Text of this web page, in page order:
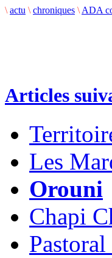
\ actu \ chroniques \ ADA
Articles
Les
Orouni
Chapi